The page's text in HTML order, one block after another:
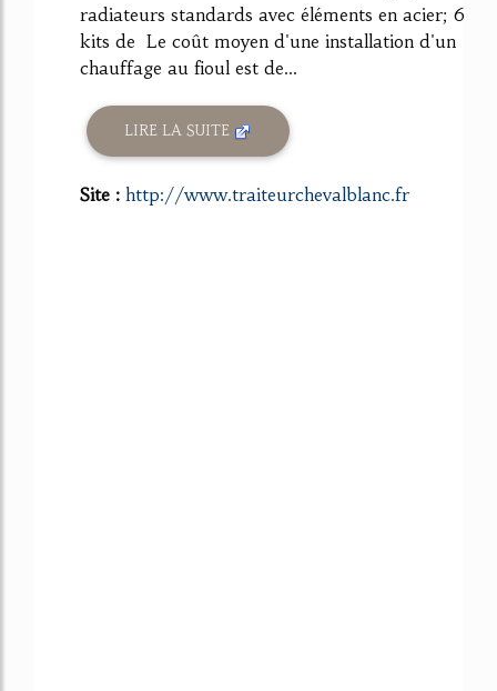
radiateurs standards avec éléments en acier; 6
kits de Le coût moyen d'une installation d'un
chauffage au fioul est de...
LIRE LA SUITE
Site : http://www.traiteurchevalblanc.fr